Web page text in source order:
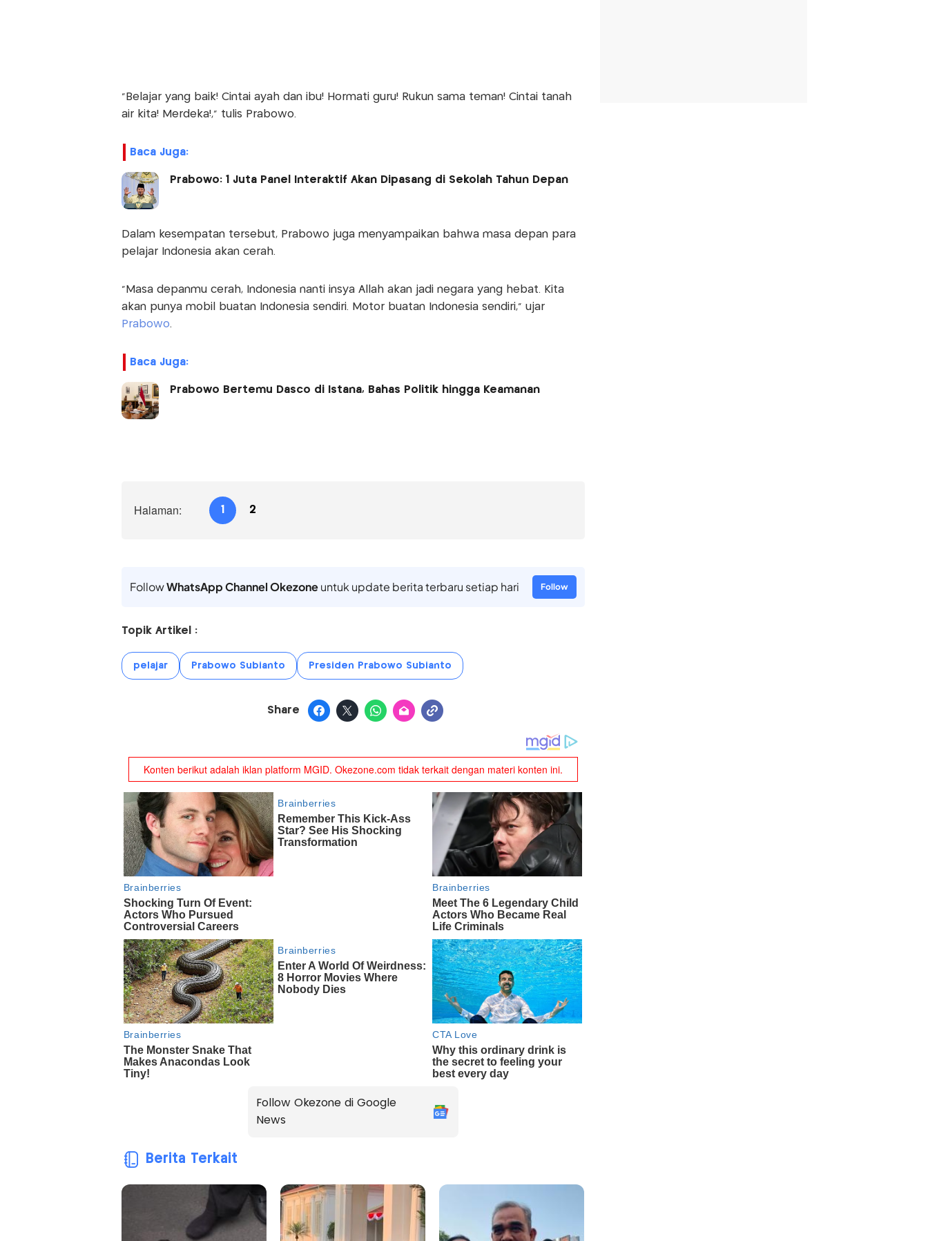
"Belajar yang baik! Cintai ayah dan ibu! Hormati guru! Rukun sama teman! Cintai tanah
air kita! Merdeka!," tulis Prabowo.
Baca Juga:
Prabowo: 1 Juta Panel Interaktif Akan Dipasang di Sekolah Tahun Depan
Dalam kesempatan tersebut, Prabowo juga menyampaikan bahwa masa depan para
pelajar Indonesia akan cerah.
"Masa depanmu cerah, Indonesia nanti insya Allah akan jadi negara yang hebat. Kita
akan punya mobil buatan Indonesia sendiri. Motor buatan Indonesia sendiri," ujar
Prabowo.
Baca Juga:
Prabowo Bertemu Dasco di Istana, Bahas Politik hingga Keamanan
Halaman: 1 2
FollowWhatsApp Channel Okezoneuntuk update berita terbaru setiap hari Follow
Topik Artikel :
pelajar Prabowo Subianto Presiden Prabowo Subianto
Share
Follow Okezone di Google
News
Berita Terkait